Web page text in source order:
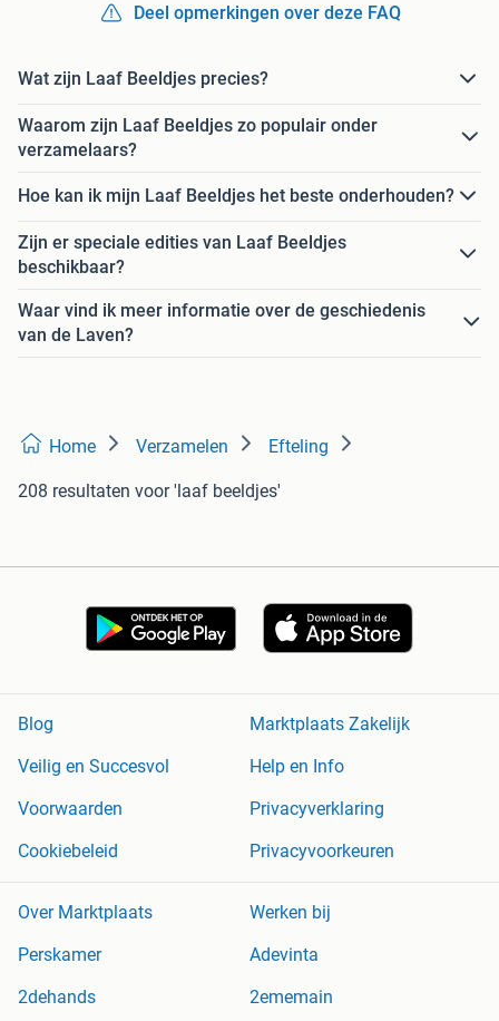
Deel opmerkingen over deze FAQ
Wat zijn Laaf Beeldjes precies?
Waarom zijn Laaf Beeldjes zo populair onder
verzamelaars?
Hoe kan ik mijn Laaf Beeldjes het beste onderhouden?
Zijn er speciale edities van Laaf Beeldjes
beschikbaar?
Waar vind ik meer informatie over de geschiedenis
van de Laven?
Home Verzamelen Efteling
208 resultaten voor 'laaf beeldjes'
Blog
Marktplaats Zakelijk
Veilig en Succesvol
Help en Info
Voorwaarden
Privacyverklaring
Cookiebeleid
Privacyvoorkeuren
Over Marktplaats
Werken bij
Perskamer
Adevinta
2dehands
2ememain